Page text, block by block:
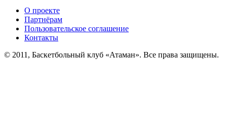
О проекте
Партнёрам
Пользовательское соглашение
Контакты
© 2011, Баскетбольный клуб «Атаман». Все права защищены.